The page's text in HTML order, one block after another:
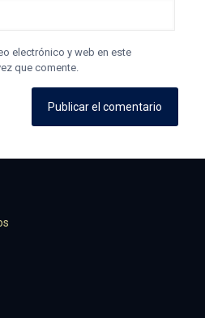
electrónico y web en este
que comente.